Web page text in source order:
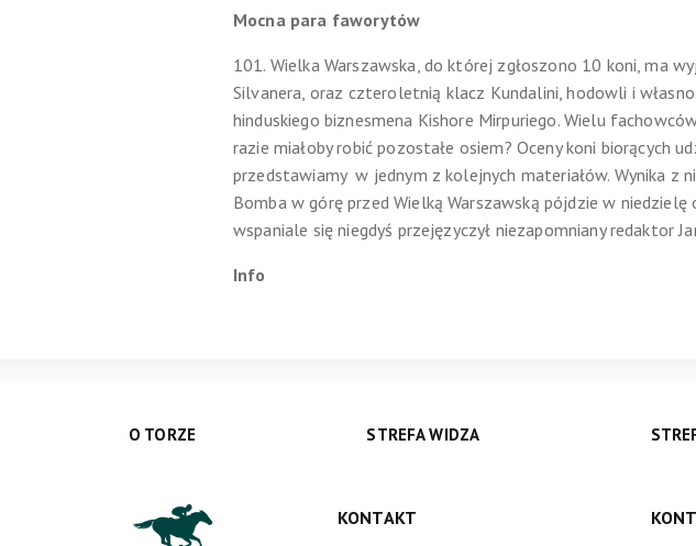
Mocna para faworytów
101. Wielka Warszawska, do której zgłoszono 10 koni, ma
Silvanera, oraz czteroletnią klacz Kundalini, hodowli i
hinduskiego biznesmena Kishore Mirpuriego. Wielu
razie miałoby robić pozostałe osiem? Oceny koni
przedstawiamy w jednym z kolejnych materiałów. Wynika z
Bomba w górę przed Wielką Warszawską pójdzie w
wspaniale się niegdyś przejęzyczył niezapomniany redaktor
Info
O TORZE STREFA WIDZA
KONTAKT